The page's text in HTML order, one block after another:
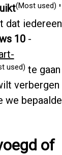
(Most used) '
dat iedereen
10-
used) te gaan
verbergen
we bepaalde
of